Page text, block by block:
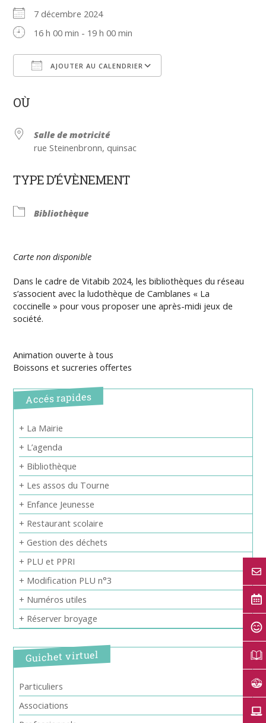
7 décembre 2024
16 h 00 min - 19 h 00 min
AJOUTER AU CALENDRIER
OÙ
Salle de motricité
rue Steinenbronn, quinsac
TYPE D’ÉVÈNEMENT
Bibliothèque
Carte non disponible
Dans le cadre de Vitabib 2024, les bibliothèques du réseau
s’associent avec la ludothèque de Camblanes « La
coccinelle » pour vous proposer une après-midi jeux de
société.
Animation ouverte à tous
Boissons et sucreries offertes
Accés rapides
+ La Mairie
+ L’agenda
+ Bibliothèque
+ Les assos du Tourne
+ Enfance Jeunesse
+ Restaurant scolaire
+ Gestion des déchets
+ PLU et PPRI
+ Modification PLU n°3
+ Numéros utiles
+ Réserver broyage
Guichet virtuel
Particuliers
Associations